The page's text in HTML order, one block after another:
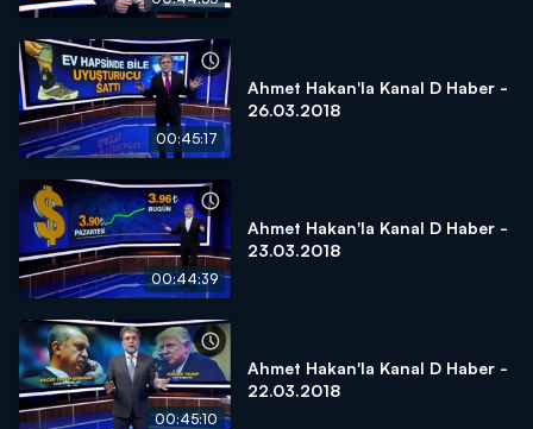
00:45:17
Ahmet Hakan'la Kanal D Haber -
26.03.2018
00:44:39
Ahmet Hakan'la Kanal D Haber -
23.03.2018
00:45:10
Ahmet Hakan'la Kanal D Haber -
22.03.2018